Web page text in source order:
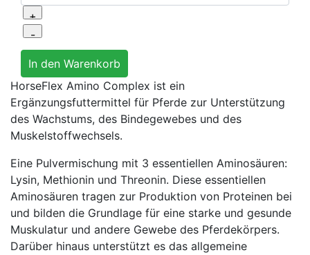
HorseFlex Amino Complex ist ein
Ergänzungsfuttermittel für Pferde zur Unterstützung
des Wachstums, des Bindegewebes und des
Muskelstoffwechsels.
Eine Pulvermischung mit 3 essentiellen Aminosäuren:
Lysin, Methionin und Threonin. Diese essentiellen
Aminosäuren tragen zur Produktion von Proteinen bei
und bilden die Grundlage für eine starke und gesunde
Muskulatur und andere Gewebe des Pferdekörpers.
Darüber hinaus unterstützt es das allgemeine